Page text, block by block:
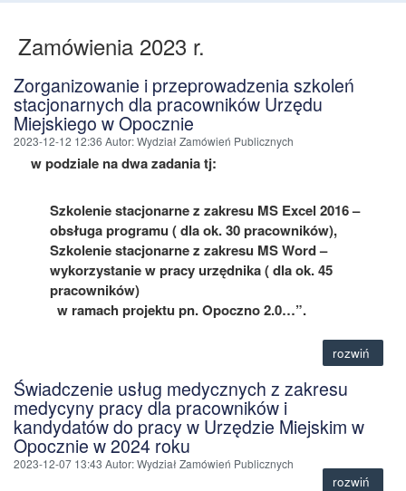
Zamówienia 2023 r.
Zorganizowanie i przeprowadzenia szkoleń
stacjonarnych dla pracowników Urzędu
Miejskiego w Opocznie
2023-12-12 12:36 Autor: Wydział Zamówień Publicznych
w podziale na dwa zadania tj:
Szkolenie stacjonarne z zakresu MS Excel 2016 –
obsługa programu ( dla ok. 30 pracowników),
Szkolenie stacjonarne z zakresu MS Word –
wykorzystanie w pracy urzędnika ( dla ok. 45
pracowników)
w ramach projektu pn.Opoczno 2.0…”.
rozwiń
Świadczenie usług medycznych z zakresu
medycyny pracy dla pracowników i
kandydatów do pracy w Urzędzie Miejskim w
Opocznie w 2024 roku
2023-12-07 13:43 Autor: Wydział Zamówień Publicznych
rozwiń